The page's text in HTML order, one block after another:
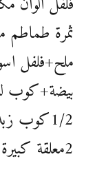
ثمرة طماطم
ملح+فلفل
بيضة+كوب
1/2كوب زبدة مع زيت
2معلقة كبيرة جبنة مبشورة